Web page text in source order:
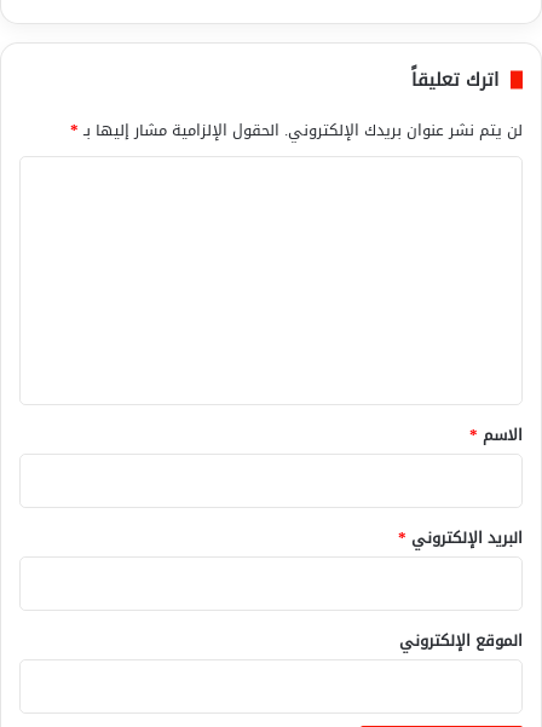
اترك تعليقاً
لن يتم نشر عنوان بريدك الإلكتروني. الحقول الإلزامية مشار إليها بـ*
*
الاسم *
البريد الإلكتروني *
الموقع الإلكتروني